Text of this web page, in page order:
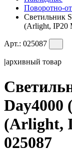
Поворотно-
Светильник
(Arlight, IP20
Арт.: 025087
|архивный товар
Day4000
(Arlight,
025087